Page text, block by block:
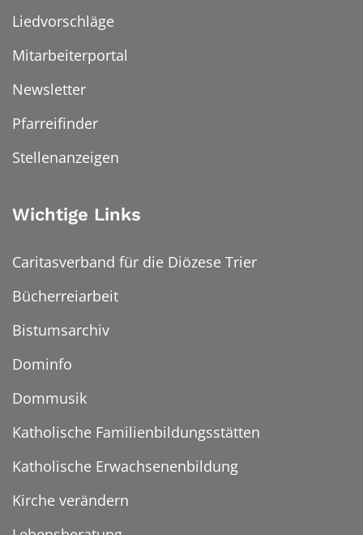
Liedvorschläge
Mitarbeiterportal
Newsletter
Pfarreifinder
Stellenanzeigen
Wichtige Links
Caritasverband für die Diözese Trier
Bücherreiarbeit
Bistumsarchiv
Dominfo
Dommusik
Katholische Familienbildungsstätten
Katholische Erwachsenenbildung
Kirche verändern